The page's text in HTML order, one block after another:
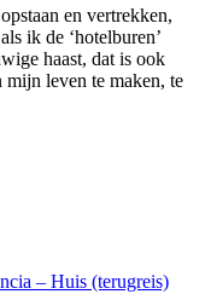
en vertrekken,
ik de ‘hotelburen’
haast, dat is ook
mijn leven te maken, te
– Huis (terugreis)